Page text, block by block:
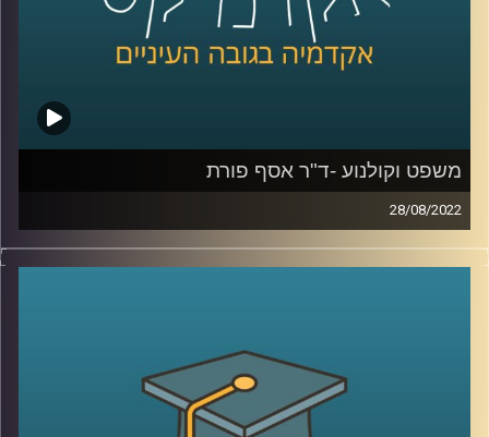
קרדיט תמונות:AudioVersity
משפט וקולנוע -ד"ר אסף פורת
28/08/2022
כשעומרי אסנהיים, כתב מערכת התוכנית עובדה, שמע בעת
איסוף ילדיו מהגן על התיק של שמעון קופר "האלמן הכפול"
התחקיר שמעון קופר הורשע ברצח נשותיו. ומה לדעתכם יקרה